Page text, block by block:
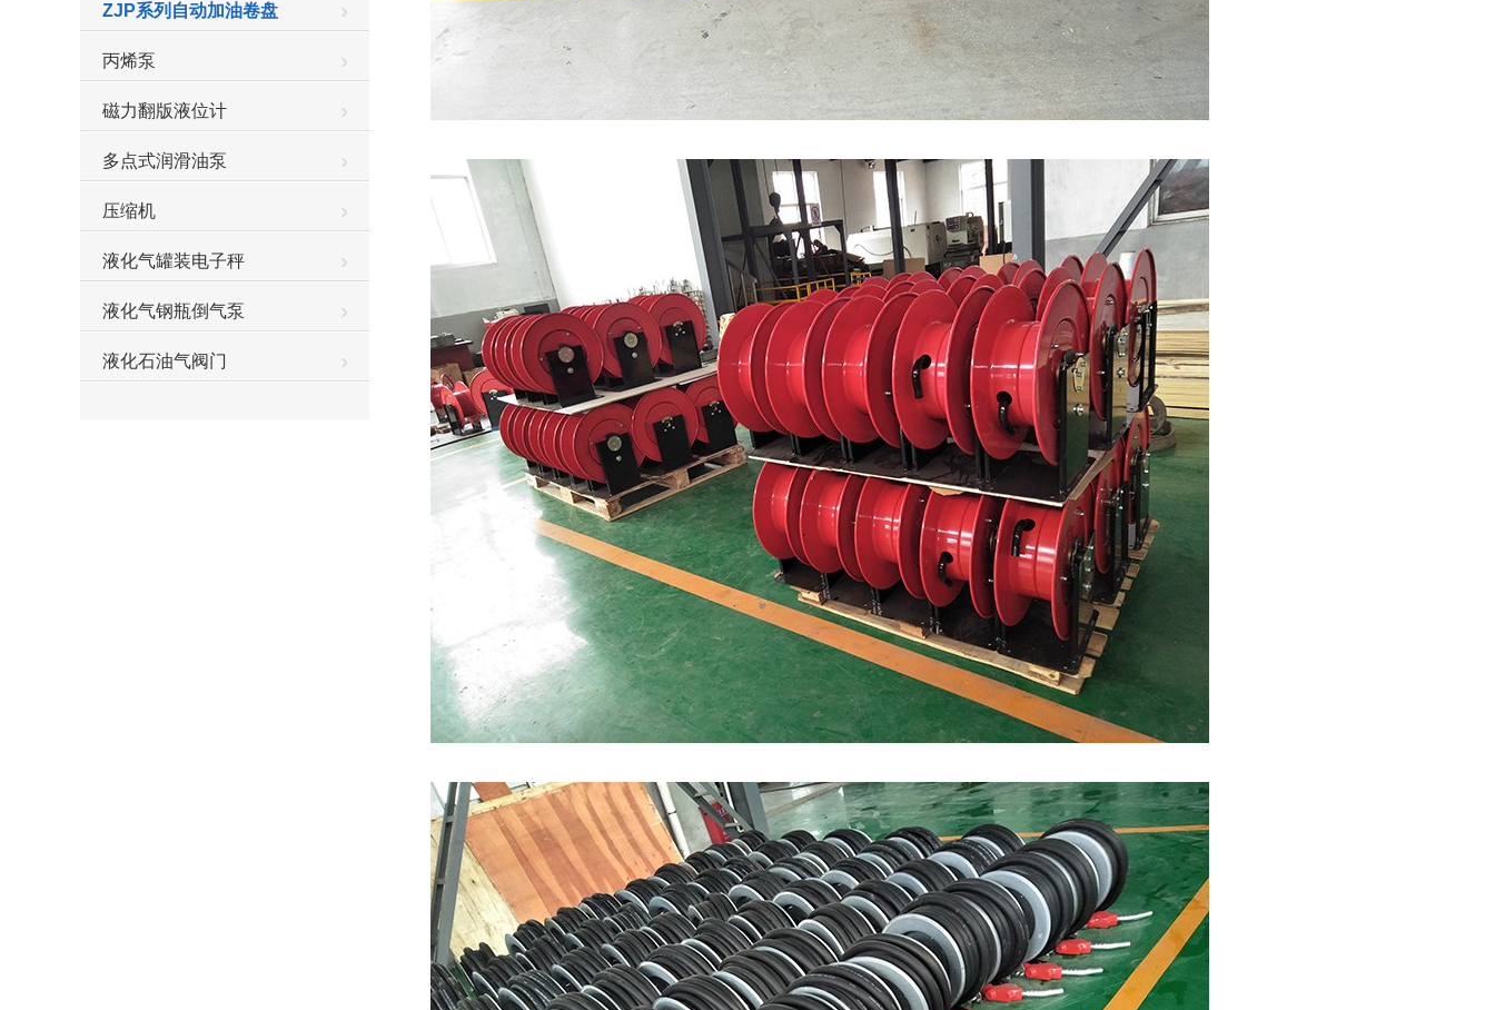
ZJP系列自动加油卷盘
丙烯泵
磁力翻版液位计
多点式润滑油泵
压缩机
液化气罐装电子秤
液化气钢瓶倒气泵
液化石油气阀门